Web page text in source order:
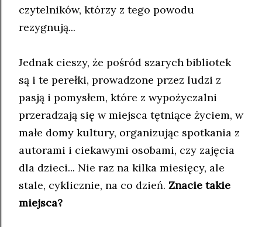
czytelników, którzy z tego powodu
rezygnują...
Jednak cieszy, że pośród szarych bibliotek
są i te perełki, prowadzone przez ludzi z
pasją i pomysłem, które z wypożyczalni
przeradzają się w miejsca tętniące życiem, w
małe domy kultury, organizując spotkania z
autorami i ciekawymi osobami, czy zajęcia
dla dzieci... Nie raz na kilka miesięcy, ale
stale, cyklicznie, na co dzień. Znacie takie
miejsca?